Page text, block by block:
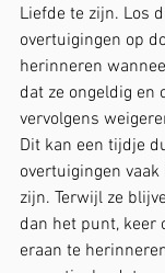
Liefde te zijn. Los
overtuigingen op
herinneren
dat ze ongeldig en
vervolgens
Dit kan een tijdje
overtuigingen
zijn. Terwijl ze
dan het punt, keer
eraan te